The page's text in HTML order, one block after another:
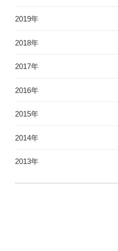
2019年
2018年
2017年
2016年
2015年
2014年
2013年